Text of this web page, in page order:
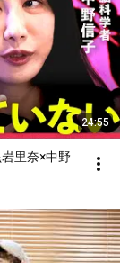
24:55
里奈×中野